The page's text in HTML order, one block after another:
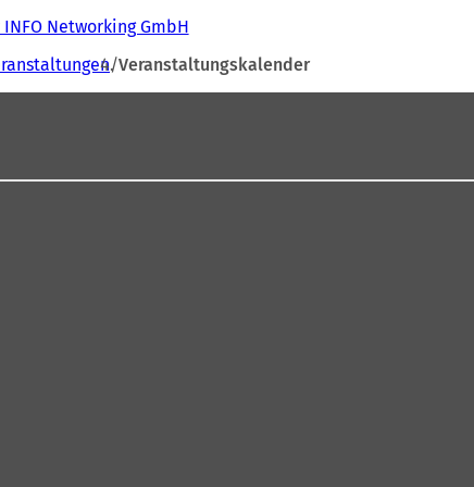
Networking GmbH
Veranstaltungskalender